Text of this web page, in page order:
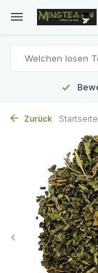
Zurück Startseite